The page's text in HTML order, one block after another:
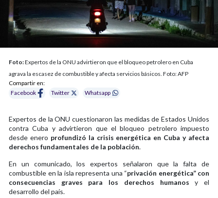
Foto:Expertos de la ONU advirtieron que el bloqueo petrolero en Cuba
agrava la escasez de combustible y afecta servicios básicos. Foto: AFP
Compartir en:
Facebook
Twitter Whatsapp
Expertos de la ONU cuestionaron las medidas de Estados Unidos
contra Cuba y advirtieron que el bloqueo petrolero impuesto
desde enero profundizó la crisis energética en Cuba y afecta
derechos fundamentales de la población.
En un comunicado, los expertos señalaron que la falta de
combustible en la isla representa una “privación energética” con
consecuencias graves para los derechos humanos y el
desarrollo del país.